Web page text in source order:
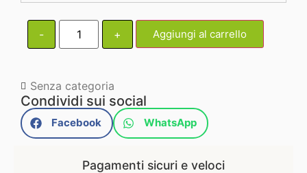
- + Aggiungi al carrello
Senza categoria
Condividi sui social
Facebook WhatsApp
Pagamenti sicuri e veloci